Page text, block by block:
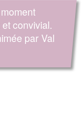
convivial.
par Val